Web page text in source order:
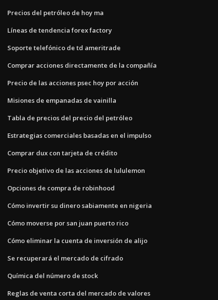
Precios del petróleo de hoy ma
Líneas de tendencia forex factory
Soporte telefónico de td ameritrade
Comprar acciones directamente de la compañía
Precio de las acciones psec hoy por acción
Misiones de empanadas de vainilla
Tabla de precios del precio del petróleo
Estrategias comerciales basadas en el impulso
Comprar dux con tarjeta de crédito
Precio objetivo de las acciones de lululemon
Opciones de compra de robinhood
Cómo invertir su dinero sabiamente en nigeria
Cómo moverse por san juan puerto rico
Cómo eliminar la cuenta de inversión de alijo
Se recuperará el mercado de cifrado
Química del número de stock
Reglas de venta corta del mercado de valores